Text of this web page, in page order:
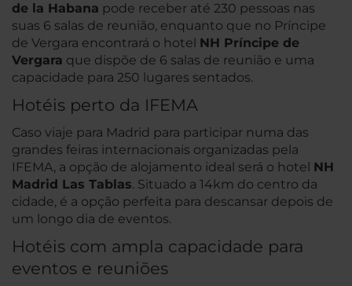
de la Habana pode receber até 230 pessoas nas
suas 6 salas de reunião, enquanto que no Príncipe
de Vergara encontrará o hotel NH Príncipe de
Vergara que dispõe de 6 salas de reunião e uma
capacidade para 250 lugares sentados.
Hotéis perto da IFEMA
Caso viaje para Madrid para participar numa das
grandes feiras internacionais organizadas pela
IFEMA, a opção de alojamento ideal será o hotel NH
Madrid Las Tablas. Situado a 14km do centro da
cidade, é a opção perfeita para descansar depois de
um longo dia de eventos.
Hotéis com ampla capacidade para
eventos e reuniões